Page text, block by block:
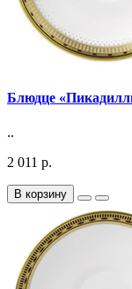
Блюдце
..
2 011 р.
В корзину